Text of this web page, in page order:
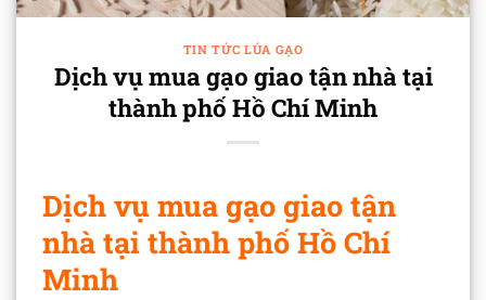
TIN TỨC LÚA GẠO
Dịch vụ mua gạo giao tận nhà tại
thành phố Hồ Chí Minh
Dịch vụ mua gạo giao tận
nhà tại thành phố Hồ Chí
Minh